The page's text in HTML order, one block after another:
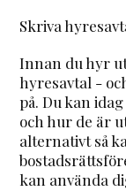
Skriva
Innan du hyr
hyresavtal -
på. Du kan
och hur de är
alternativt så
kan använda